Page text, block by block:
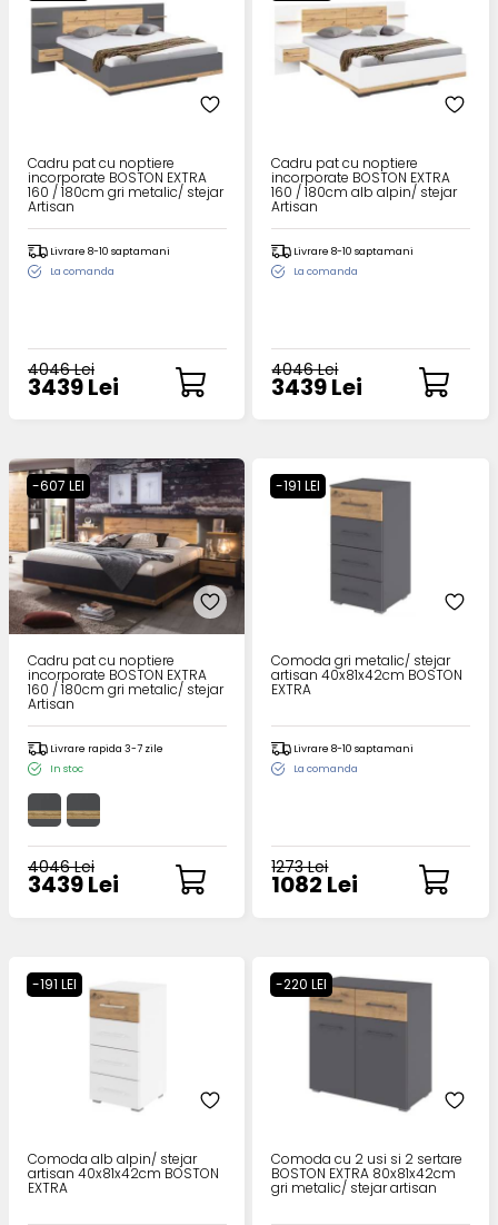
Cadru pat cu noptiere
incorporate BOSTON EXTRA
160 / 180cm gri metalic/ stejar
Artisan
Livrare 8-10 saptamani
La comanda
4046 Lei
3439 Lei
Cadru pat cu noptiere
incorporate BOSTON EXTRA
160 / 180cm alb alpin/ stejar
Artisan
Livrare 8-10 saptamani
La comanda
4046 Lei
3439 Lei
-607 LEI
Cadru pat cu noptiere
incorporate BOSTON EXTRA
160 / 180cm gri metalic/ stejar
Artisan
Livrare rapida 3-7 zile
In stoc
4046 Lei
3439 Lei
-191 LEI
Comoda gri metalic/ stejar
artisan 40x81x42cm BOSTON
EXTRA
Livrare 8-10 saptamani
La comanda
1273 Lei
1082 Lei
-191 LEI
Comoda alb alpin/ stejar
artisan 40x81x42cm BOSTON
EXTRA
-220 LEI
Comoda cu 2 usi si 2 sertare
BOSTON EXTRA 80x81x42cm
gri metalic/ stejar artisan